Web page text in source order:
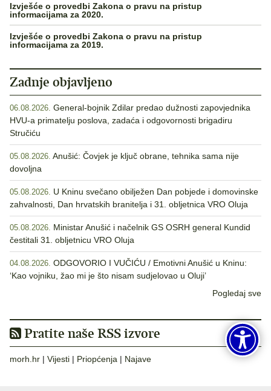
Izvješće o provedbi Zakona o pravu na pristup
informacijama za 2020.
Izvješće o provedbi Zakona o pravu na pristup
informacijama za 2019.
Zadnje objavljeno
06.08.2026. General-bojnik Zdilar predao dužnosti zapovjednika
HVU-a primatelju poslova, zadaća i odgovornosti brigadiru
Stručiću
05.08.2026. Anušić: Čovjek je ključ obrane, tehnika sama nije
dovoljna
05.08.2026. U Kninu svečano obilježen Dan pobjede i domovinske
zahvalnosti, Dan hrvatskih branitelja i 31. obljetnica VRO Oluja
05.08.2026. Ministar Anušić i načelnik GS OSRH general Kundid
čestitali 31. obljetnicu VRO Oluja
04.08.2026. ODGOVORIO I VUČIĆU / Emotivni Anušić u Kninu:
‘Kao vojniku, žao mi je što nisam sudjelovao u Oluji’
Pogledaj sve
Pratite naše RSS izvore
morh.hr | Vijesti | Priopćenja | Najave